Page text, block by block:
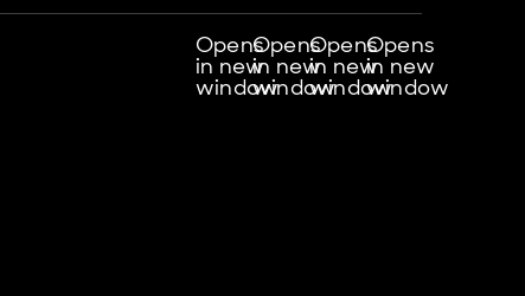
Opens
in new
window
Opens
in new
window
Opens
in new
window
Opens
in new
window